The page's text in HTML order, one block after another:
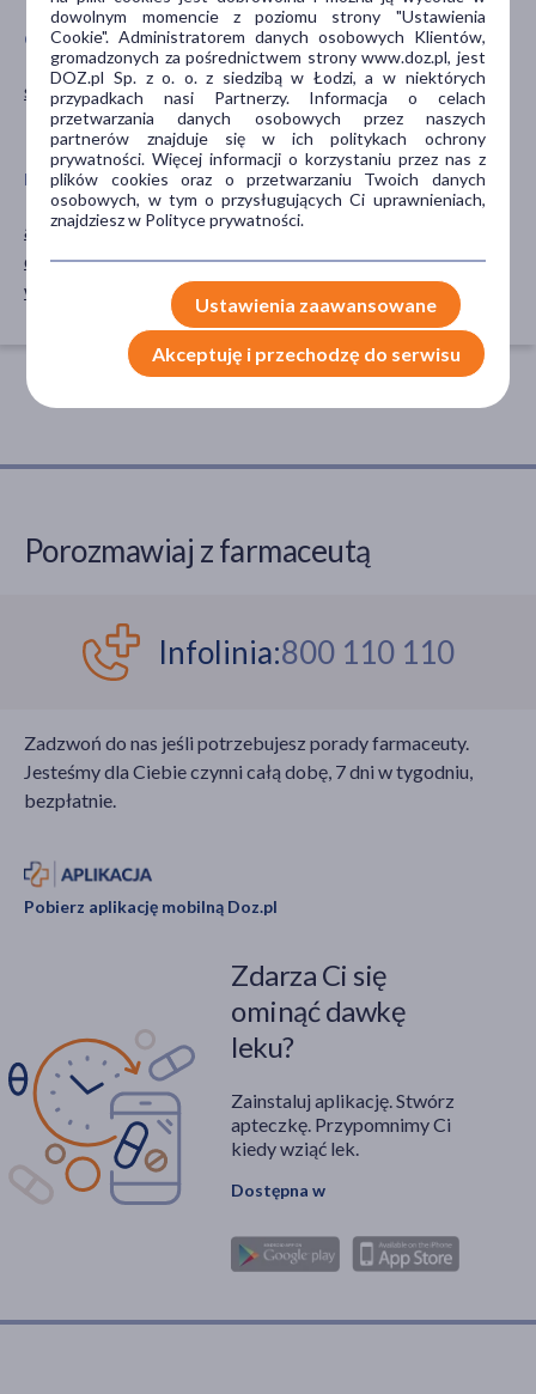
CZĘŚĆ CIAŁA
skóra
PORA STOSOWANIA
na dzień
na noc
RODZAJ SKÓRY
atopowa
dowolna
wrażliwa
SPOSÓB APLIKACJI
na skórę
Porozmawiaj z farmaceutą
Infolinia:800 110 110
Zadzwoń do nas jeśli potrzebujesz porady farmaceuty.
Jesteśmy dla Ciebie czynni całą dobę, 7 dni w tygodniu,
bezpłatnie.
Pobierz aplikację mobilną Doz.pl
Zdarza Ci się
ominąć dawkę
leku?
Zainstaluj aplikację. Stwórz
apteczkę. Przypomnimy Ci
kiedy wziąć lek.
Dostępna w
dowolnym momencie z poziomu strony "Ustawienia
Cookie". Administratorem danych osobowych Klientów,
gromadzonych za pośrednictwem strony www.doz.pl, jest
DOZ.pl Sp. z o. o. z siedzibą w Łodzi, a w niektórych
przypadkach nasi Partnerzy. Informacja o celach
przetwarzania danych osobowych przez naszych
partnerów znajduje się w ich politykach ochrony
prywatności. Więcej informacji o korzystaniu przez nas z
plików cookies oraz o przetwarzaniu Twoich danych
osobowych, w tym o przysługujących Ci uprawnieniach,
znajdziesz w Polityce prywatności.
Ustawienia zaawansowane
Akceptuję i przechodzę do serwisu